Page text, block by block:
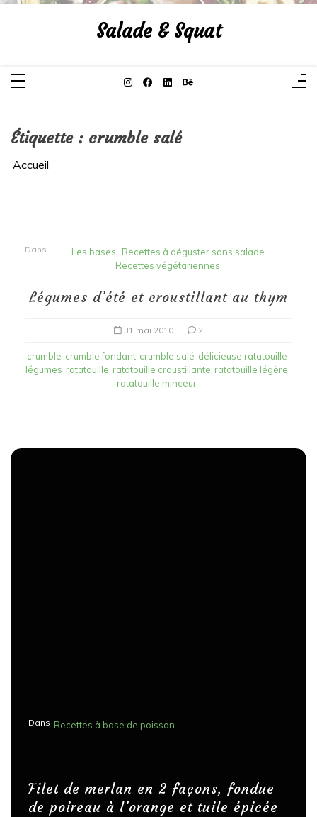
Aller
Salade & Squat
Étiquette : crumble salé
Accueil
Dans Les bases
Recettes à déguster sans salade
Recettes végétariennes
Légumes d’été et croustillant au thym
31 mai 2010 2
crumble crumble fondant crumble salé délicieuse ratatouille
légumes ratatouille ratatouille croustillante ratatouille légère
ratatouille minceur
Dans Recettes à base de poisson
Filet de merlan en 2 façons, fondue
de poireau à l’orange et tuile épicée